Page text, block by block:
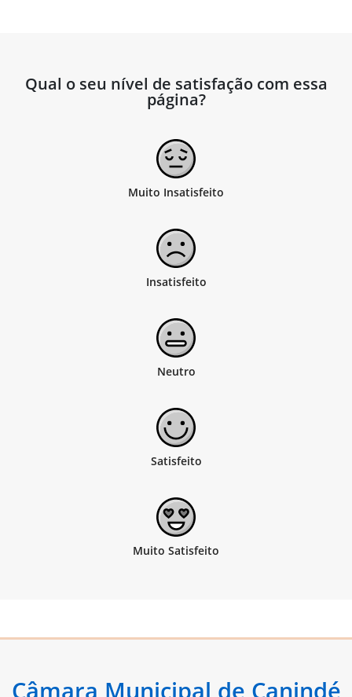
Qual o seu nível de satisfação com essa
página?
Câmara Municipal de Canindé